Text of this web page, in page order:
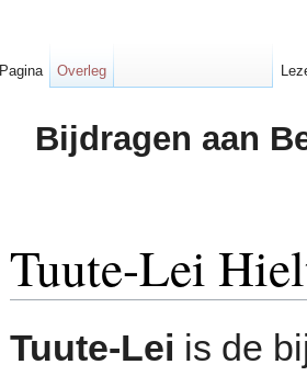
Bijdragen aan
Tuute-Lei
Tuute-Lei is de
Pagina Overleg